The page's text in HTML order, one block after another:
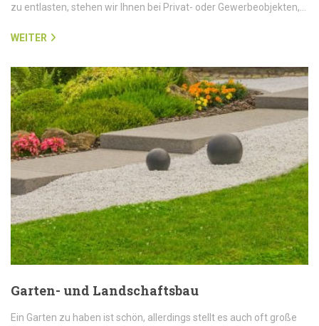
zu entlasten, stehen wir Ihnen bei Privat- oder Gewerbeobjekten,…
WEITER
Garten- und Landschaftsbau
Ein Garten zu haben ist schön, allerdings stellt es auch oft große